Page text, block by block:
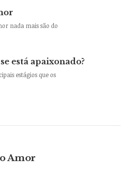
nada mais são do
está apaixonado?
estágios que os
Amor